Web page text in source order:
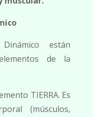
están
de la
TIERRA. Es
(músculos,